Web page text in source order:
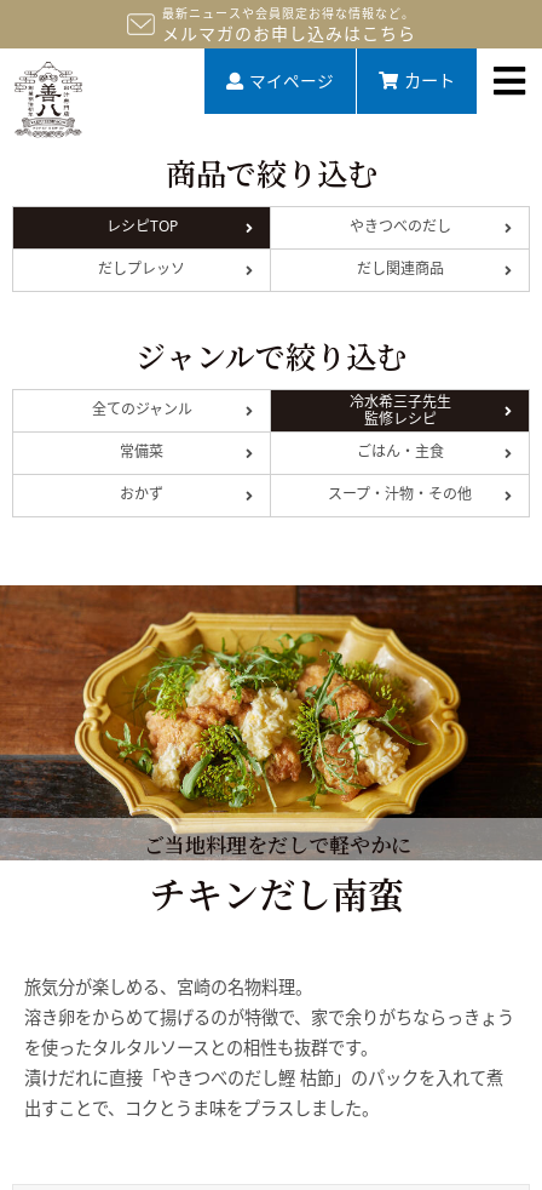
最新ニュースや会員限定お得な情報など。
メルマガのお申し込みはこちら
マイページ カート
商品で絞り込む
レシピTOP やきつべのだし
だしプレッソ だし関連商品
ジャンルで絞り込む
全てのジャンル
冷水希三子先生
監修レシピ
常備菜
ごはん・主食
おかず スープ・汁物・その他
ご当地料理をだしで軽やかに
チキンだし南蛮
旅気分が楽しめる、宮崎の名物料理。
溶き卵をからめて揚げるのが特徴で、家で余りがちならっきょう
を使ったタルタルソースとの相性も抜群です。
漬けだれに直接「やきつべのだし鰹 枯節」のパックを入れて煮
出すことで、コクとうま味をプラスしました。